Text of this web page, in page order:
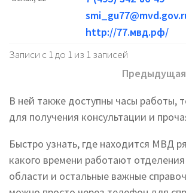
http://77.мвд.рф/
Записи с 1 до 1 из 1 записей
Предыдущая
В ней также доступны часы работы,
для получения консультации и
Быстро узнать, где находится МВД
какого времени работают
области и остальные важные